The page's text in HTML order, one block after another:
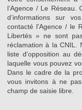
l’Agence / Le Réseau.
d’informations sur
contacté l'Agence / le
Libertés » ne sont
réclamation à la CNIL.
liste d'opposition au
laquelle vous pouvez
Dans le cadre de la
vous invitons à ne
champ de saisie libre.